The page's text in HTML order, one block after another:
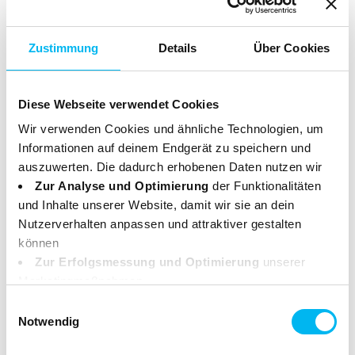
Zustimmung Details Über Cookies
Diese Webseite verwendet Cookies
Wir verwenden Cookies und ähnliche Technologien, um
Informationen auf deinem Endgerät zu speichern und
auszuwerten. Die dadurch erhobenen Daten nutzen wir
Zur Analyse und Optimierung der Funktionalitäten
und Inhalte unserer Website, damit wir sie an dein
Nutzerverhalten anpassen und attraktiver gestalten
können
Zur Erfolgsmessung und Optimierung unserer
werden. Einige dieser Anbieter haben ihren Sitz
außerhalb des Europäischen Wirtschaftsraums (z. B. in
Notwendig
citrus aurantium peel oil
citrus limon peel oil
lavandula hybrida oil
pelargonium graveolens flower oil
citral
beta-caryophyllene
citrus aurantium bergamia oil
terpineol
linalyl acetate
* Hergestellt mit Bio-Inhaltsstoffen.